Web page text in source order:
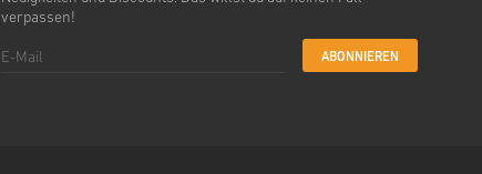
verpassen!
ABONNIEREN